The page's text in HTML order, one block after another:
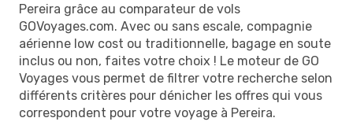
Pereira grâce au comparateur de vols
GOVoyages.com. Avec ou sans escale, compagnie
aérienne low cost ou traditionnelle, bagage en soute
inclus ou non, faites votre choix ! Le moteur de GO
Voyages vous permet de filtrer votre recherche selon
différents critères pour dénicher les offres qui vous
correspondent pour votre voyage à Pereira.